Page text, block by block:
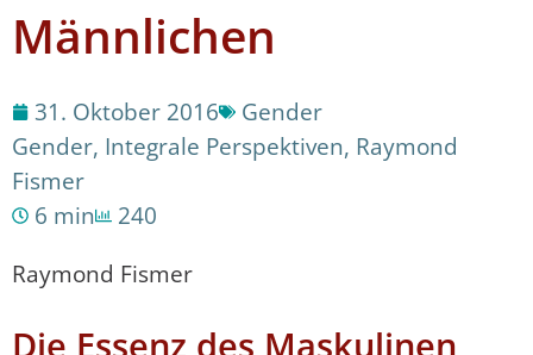
Männlichen
31. Oktober 2016
Gender
Gender, Integrale Perspektiven, Raymond
Fismer
6 min
240
Raymond Fismer